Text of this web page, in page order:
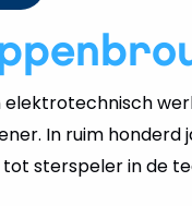
elektrotechnisch
In ruim honderd
sterspeler in de